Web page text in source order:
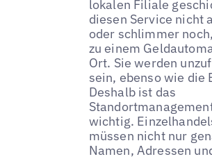
lokalen Filiale
diesen Service nicht
oder schlimmer
zu einem
Ort. Sie werden
sein, ebenso wie die
Deshalb ist das
wichtig.
müssen nicht nur
Namen, Adressen